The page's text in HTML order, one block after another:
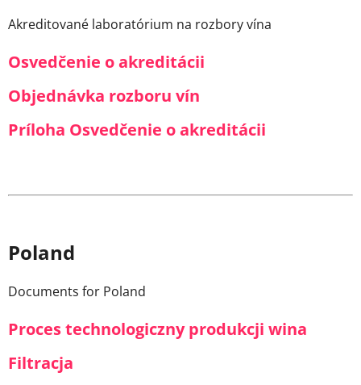
Akreditované laboratórium na rozbory vína
Osvedčenie o akreditácii
Objednávka rozboru vín
Príloha Osvedčenie o akreditácii
Poland
Documents for Poland
Proces technologiczny produkcji wina
Filtracja